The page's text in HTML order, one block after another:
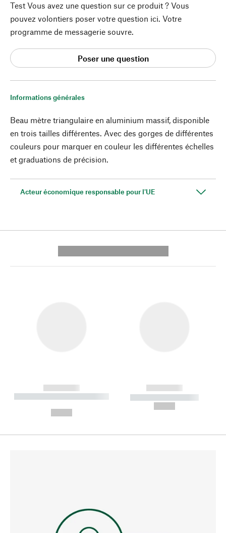
Informations générales
Beau mètre triangulaire en aluminium massif, disponible
en trois tailles différentes. Avec des gorges de différentes
couleurs pour marquer en couleur les différentes échelles
et graduations de précision.
Acteur économique responsable pour l'UE
Test Vous avez une question sur ce produit ? Vous
pouvez volontiers poser votre question ici. Votre
programme de messagerie souvre.
Poser une question
------------
----------- ----------- --------
------------
----------- -----------